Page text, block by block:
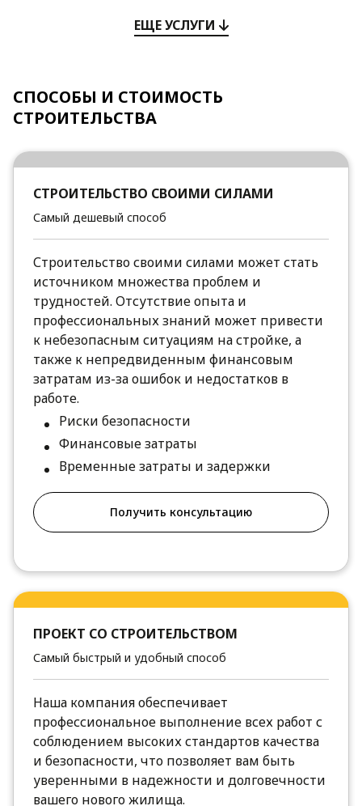
ЕЩЕ УСЛУГИ
СПОСОБЫ И СТОИМОСТЬ
СТРОИТЕЛЬСТВА
СТРОИТЕЛЬСТВО СВОИМИ СИЛАМИ
Самый дешевый способ
Строительство своими силами может стать
источником множества проблем и
трудностей. Отсутствие опыта и
профессиональных знаний может привести
к небезопасным ситуациям на стройке, а
также к непредвиденным финансовым
затратам из-за ошибок и недостатков в
работе.
Риски безопасности
Финансовые затраты
Временные затраты и задержки
Получить консультацию
ПРОЕКТ СО СТРОИТЕЛЬСТВОМ
Самый быстрый и удобный способ
Наша компания обеспечивает
профессиональное выполнение всех работ с
соблюдением высоких стандартов качества
и безопасности, что позволяет вам быть
уверенными в надежности и долговечности
вашего нового жилища.